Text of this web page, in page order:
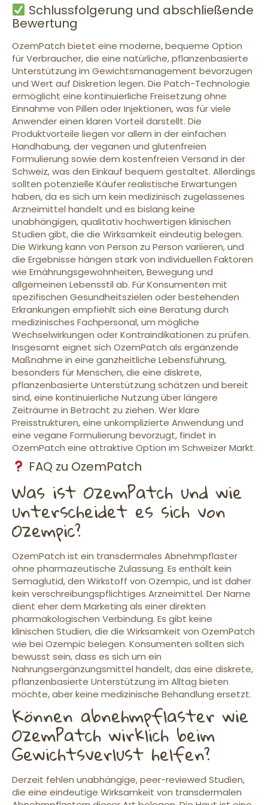
Schlussfolgerung und abschließende
Bewertung
OzemPatch bietet eine moderne, bequeme Option
für Verbraucher, die eine natürliche, pflanzenbasierte
Unterstützung im Gewichtsmanagement bevorzugen
und Wert auf Diskretion legen. Die Patch-Technologie
ermöglicht eine kontinuierliche Freisetzung ohne
Einnahme von Pillen oder Injektionen, was für viele
Anwender einen klaren Vorteil darstellt. Die
Produktvorteile liegen vor allem in der einfachen
Handhabung, der veganen und glutenfreien
Formulierung sowie dem kostenfreien Versand in der
Schweiz, was den Einkauf bequem gestaltet. Allerdings
sollten potenzielle Käufer realistische Erwartungen
haben, da es sich um kein medizinisch zugelassenes
Arzneimittel handelt und es bislang keine
unabhängigen, qualitativ hochwertigen klinischen
Studien gibt, die die Wirksamkeit eindeutig belegen.
Die Wirkung kann von Person zu Person variieren, und
die Ergebnisse hängen stark von individuellen Faktoren
wie Ernährungsgewohnheiten, Bewegung und
allgemeinen Lebensstil ab. Für Konsumenten mit
spezifischen Gesundheitszielen oder bestehenden
Erkrankungen empfiehlt sich eine Beratung durch
medizinisches Fachpersonal, um mögliche
Wechselwirkungen oder Kontraindikationen zu prüfen.
Insgesamt eignet sich OzemPatch als ergänzende
Maßnahme in eine ganzheitliche Lebensführung,
besonders für Menschen, die eine diskrete,
pflanzenbasierte Unterstützung schätzen und bereit
sind, eine kontinuierliche Nutzung über längere
Zeiträume in Betracht zu ziehen. Wer klare
Preisstrukturen, eine unkomplizierte Anwendung und
eine vegane Formulierung bevorzugt, findet in
OzemPatch eine attraktive Option im Schweizer Markt.
FAQ zu OzemPatch
Was ist OzemPatch und wie
unterscheidet es sich von
Ozempic?
OzemPatch ist ein transdermales Abnehmpflaster
ohne pharmazeutische Zulassung. Es enthält kein
Semaglutid, den Wirkstoff von Ozempic, und ist daher
kein verschreibungspflichtiges Arzneimittel. Der Name
dient eher dem Marketing als einer direkten
pharmakologischen Verbindung. Es gibt keine
klinischen Studien, die die Wirksamkeit von OzemPatch
wie bei Ozempic belegen. Konsumenten sollten sich
bewusst sein, dass es sich um ein
Nahrungsergänzungsmittel handelt, das eine diskrete,
pflanzenbasierte Unterstützung im Alltag bieten
möchte, aber keine medizinische Behandlung ersetzt.
Können abnehmpflaster wie
OzemPatch wirklich beim
Gewichtsverlust helfen?
Derzeit fehlen unabhängige, peer-reviewed Studien,
die eine eindeutige Wirksamkeit von transdermalen